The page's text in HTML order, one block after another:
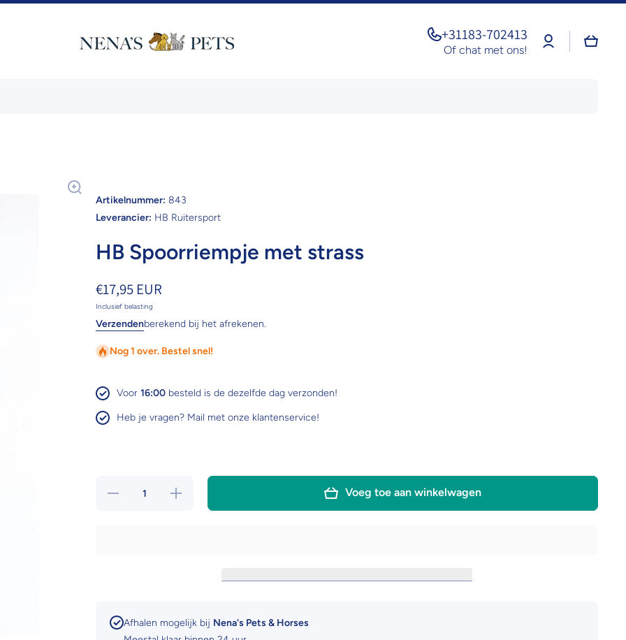
+31183-702413
Of chat met ons!
Log
in
Artikelnummer: 843
Leverancier: HB Ruitersport
HB Spoorriempje met strass
€17,95 EUR
Inclusief belasting
Verzendenberekend bij het afrekenen.
Nog 1 over. Bestel snel!
Voor 16:00besteld is de dezelfde dag verzonden!
Heb je vragen? Mail met onze klantenservice!
Hoeveelheid
Verhoog de
hoeveelheid
voor HB
Voeg toe aan winkelwagen
Afhalen mogelijk bij Nena's Pets & Horses